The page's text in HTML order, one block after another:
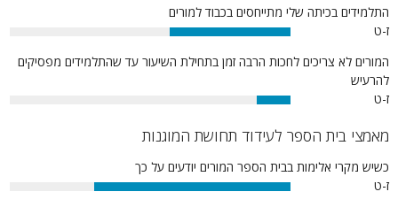
התלמידים בכיתה שלי מתייחסים בכבוד למורים
ז-ט
43%
המורים לא צריכים לחכות הרבה זמן בתחילת השיעור עד שהתלמידים מפסיקים
להרעיש
ז-ט
12%
מאמצי בית הספר לעידוד תחושת המוגנות
כשיש מקרי אלימות בבית הספר המורים יודעים על כך
ז-ט
70%